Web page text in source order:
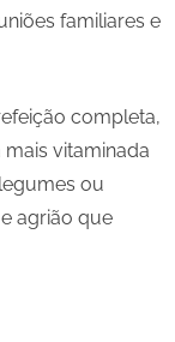
familiares e
completa,
vitaminada
ou
agrião que